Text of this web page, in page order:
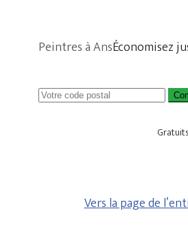
Peintres à AnsÉconomisez
Vers la page de